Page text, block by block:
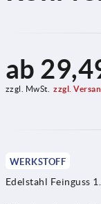
ab
zzgl. MwSt. zzgl.
WERKSTOFF
Edelstahl Feinguss